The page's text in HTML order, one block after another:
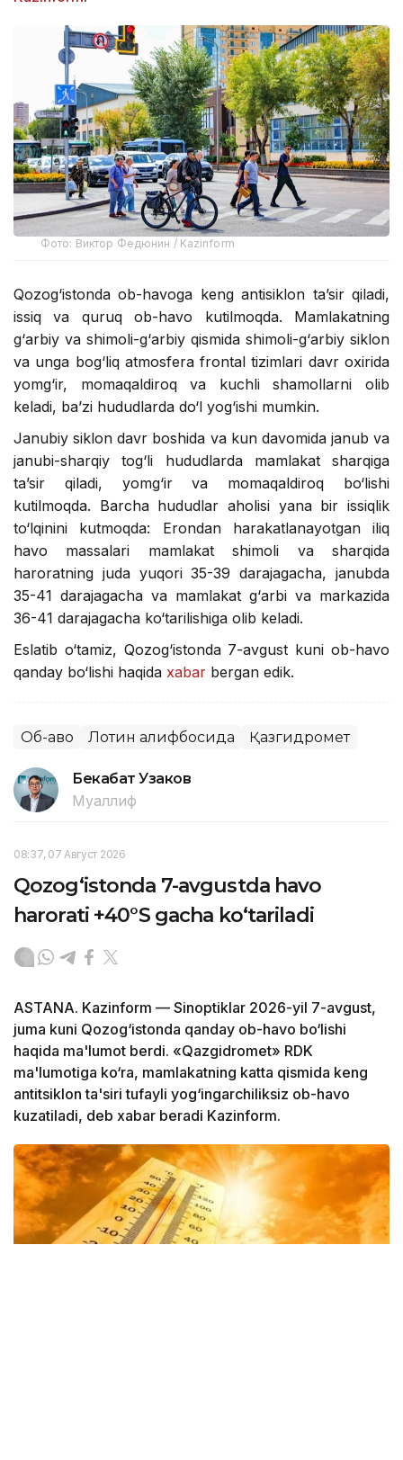
Фото: Виктор Федюнин / Kazinform
Qozog‘istonda ob-havoga keng antisiklon ta’sir qiladi,
issiq va quruq ob-havo kutilmoqda. Mamlakatning
g‘arbiy va shimoli-g‘arbiy qismida shimoli-g‘arbiy siklon
va unga bog‘liq atmosfera frontal tizimlari davr oxirida
yomg‘ir, momaqaldiroq va kuchli shamollarni olib
keladi, ba’zi hududlarda do‘l yog‘ishi mumkin.
Janubiy siklon davr boshida va kun davomida janub va
janubi-sharqiy tog‘li hududlarda mamlakat sharqiga
ta’sir qiladi, yomg‘ir va momaqaldiroq bo‘lishi
kutilmoqda. Barcha hududlar aholisi yana bir issiqlik
to‘lqinini kutmoqda: Erondan harakatlanayotgan iliq
havo massalari mamlakat shimoli va sharqida
haroratning juda yuqori 35-39 darajagacha, janubda
35-41 darajagacha va mamlakat g‘arbi va markazida
36-41 darajagacha ko‘tarilishiga olib keladi.
Eslatib o‘tamiz, Qozog‘istonda 7-avgust kuni ob-havo
qanday bo‘lishi haqida xabar bergan edik.
Об-ҳаво Лотин алифбосида Қазгидромет
Бекабат Узаков
Муаллиф
08:37, 07 Август 2026
Qozog‘istonda 7-avgustda havo
harorati +40°S gacha ko‘tariladi
ASTANA. Kazinform — Sinoptiklar 2026-yil 7-avgust,
juma kuni Qozog‘istonda qanday ob-havo bo‘lishi
haqida ma'lumot berdi. «Qazgidromet» RDK
ma'lumotiga ko‘ra, mamlakatning katta qismida keng
antitsiklon ta'siri tufayli yog‘ingarchiliksiz ob-havo
kuzatiladi, deb xabar beradi Kazinform.